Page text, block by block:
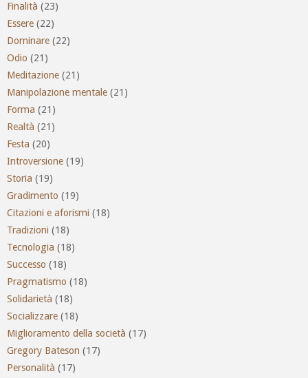
Finalità (23)
Essere (22)
Dominare (22)
Odio (21)
Meditazione (21)
Manipolazione mentale (21)
Forma (21)
Realtà (21)
Festa (20)
Introversione (19)
Storia (19)
Gradimento (19)
Citazioni e aforismi (18)
Tradizioni (18)
Tecnologia (18)
Successo (18)
Pragmatismo (18)
Solidarietà (18)
Socializzare (18)
Miglioramento della società (17)
Gregory Bateson (17)
Personalità (17)